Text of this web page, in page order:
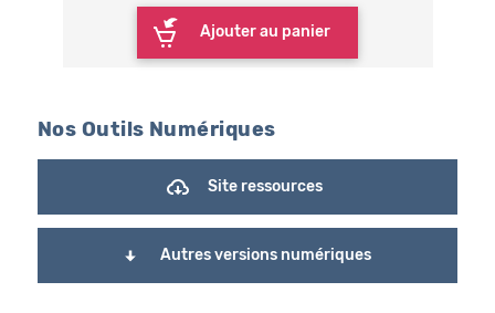
Ajouter au panier
Nos Outils Numériques
Site ressources
Autres versions numériques